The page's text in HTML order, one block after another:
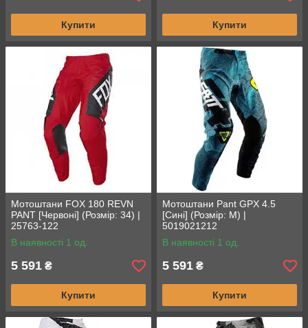
Купити Купити
Мотоштани FOX 180 REVN
PANT [Червоні] (Розмір: 34) |
25763-122
В наявності 1 од.
5 591 ₴
Купити
Мотоштани Pant GPX 4.5
[Сині] (Розмір: M) |
5019021212
В наявності 1 од.
5 591 ₴
Купити